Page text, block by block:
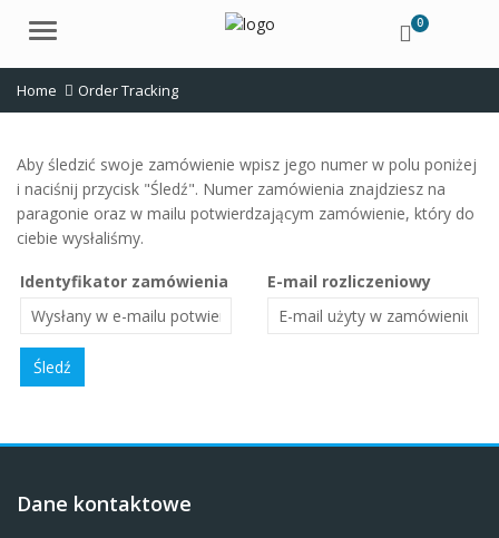
Menu 0
Home Order Tracking
Aby śledzić swoje zamówienie wpisz jego numer w polu poniżej
i naciśnij przycisk "Śledź". Numer zamówienia znajdziesz na
paragonie oraz w mailu potwierdzającym zamówienie, który do
ciebie wysłaliśmy.
Identyfikator zamówienia E-mail rozliczeniowy
Śledź
Dane kontaktowe